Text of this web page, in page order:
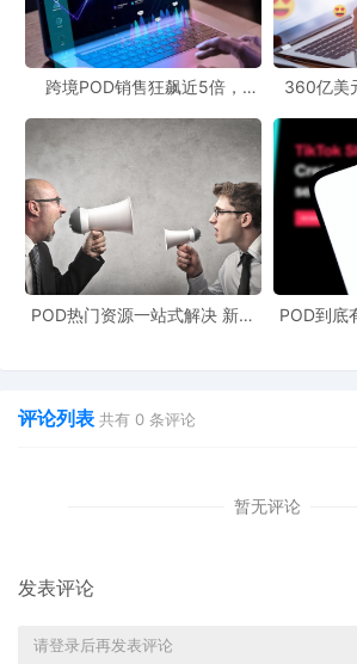
跨境POD销售狂飙近5倍，
360亿美
POD热门资源一站式解决 新手
POD到底
评论列表 共有 0 条评论
暂无评论
发表评论